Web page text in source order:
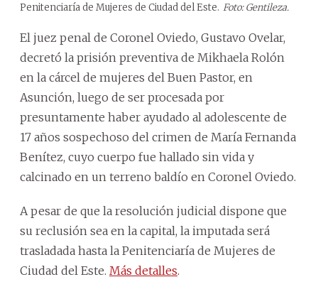
Penitenciaría de Mujeres de Ciudad del Este. Foto: Gentileza.
El juez penal de Coronel Oviedo, Gustavo Ovelar,
decretó la prisión preventiva de Mikhaela Rolón
en la cárcel de mujeres del Buen Pastor, en
Asunción, luego de ser procesada por
presuntamente haber ayudado al adolescente de
17 años sospechoso del crimen de María Fernanda
Benítez, cuyo cuerpo fue hallado sin vida y
calcinado en un terreno baldío en Coronel Oviedo.
A pesar de que la resolución judicial dispone que
su reclusión sea en la capital, la imputada será
trasladada hasta la Penitenciaría de Mujeres de
Ciudad del Este. Más detalles.